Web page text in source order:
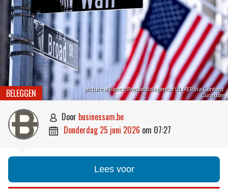
picture alliance/Pressebildagentur ULMER via Content
Curation
BELEGGEN
 door businessam.be
 donderdag 25 juni 2026 om 07:27
Lees voor